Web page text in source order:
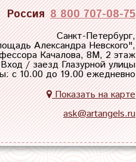
Россия 8 800 707-08-75
Санкт-Петербург,
Александра Невского",
Качалова, 8М, 2 этаж
Вход / заезд Глазурной улицы
с 10.00 до 19.00 ежедневно
Показать на карте
ask@artangels.ru